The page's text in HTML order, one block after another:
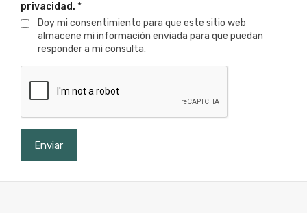
privacidad. *
Doy mi consentimiento para que este sitio web
almacene mi información enviada para que puedan
responder a mi consulta.